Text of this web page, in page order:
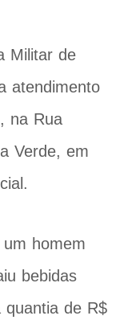
Militar de
atendimento
na Rua
Verde, em
homem
bebidas
quantia de R$